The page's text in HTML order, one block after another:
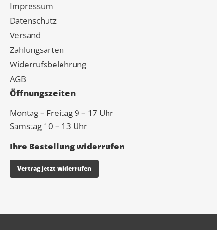
Impressum
Datenschutz
Versand
Zahlungsarten
Widerrufsbelehrung
AGB
Öffnungszeiten
Montag – Freitag 9 – 17 Uhr
Samstag 10 – 13 Uhr
Ihre Bestellung widerrufen
Vertrag jetzt widerrufen